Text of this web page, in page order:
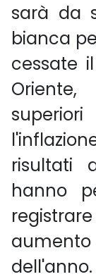
sarà da
bianca
cessate
risultati
hanno